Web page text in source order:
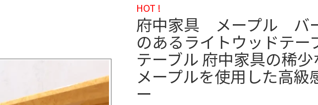
HOT !
府中家具 メープル バ
のあるライトウッドテ
テーブル 府中家具の稀少
メープルを使用した高級
ー